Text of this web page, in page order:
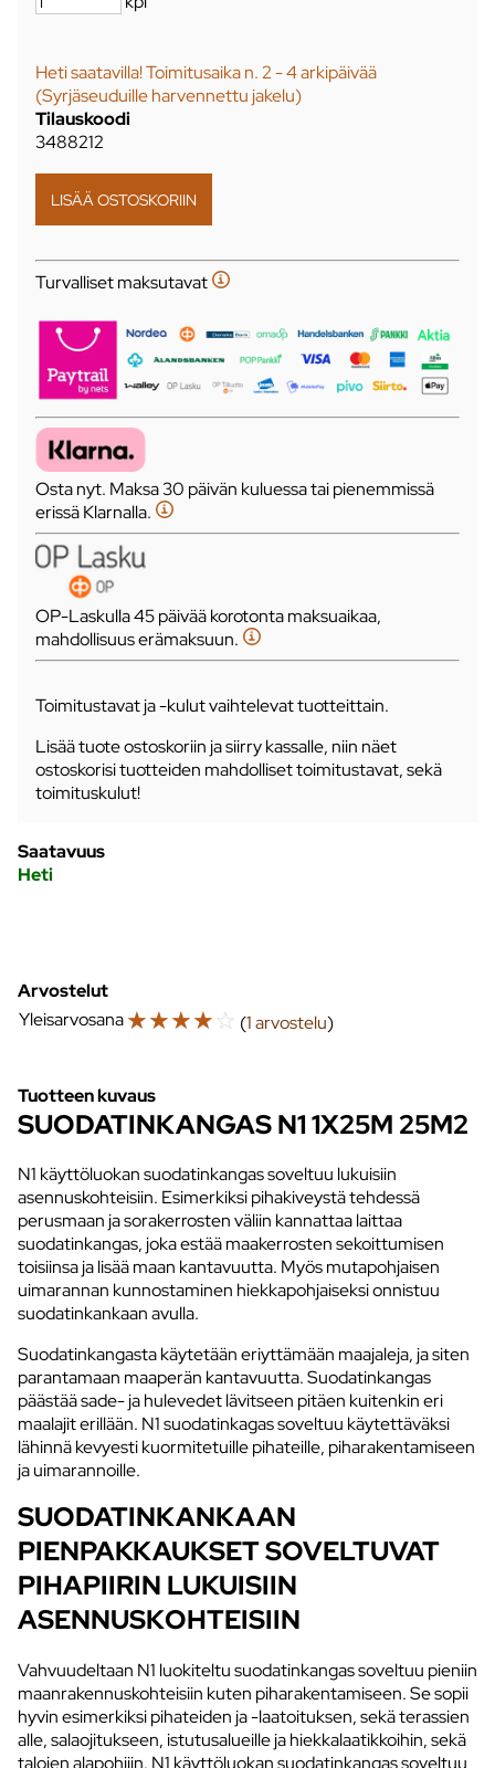
Heti saatavilla! Toimitusaika n. 2 - 4 arkipäivää
(Syrjäseuduille harvennettu jakelu)
Tilauskoodi
3488212
Turvalliset maksutavat
Osta nyt. Maksa 30 päivän kuluessa tai pienemmissä
erissä Klarnalla.
OP-Laskulla 45 päivää korotonta maksuaikaa,
mahdollisuus erämaksuun.
Toimitustavat ja -kulut vaihtelevat tuotteittain.
Lisää tuote ostoskoriin ja siirry kassalle, niin näet
ostoskorisi tuotteiden mahdolliset toimitustavat, sekä
toimituskulut!
Saatavuus
Heti
Arvostelut
Yleisarvosana☆☆☆☆☆ (1 arvostelu)
Tuotteen kuvaus
SUODATINKANGAS N1 1X25M 25M2
N1 käyttöluokan suodatinkangas soveltuu lukuisiin
asennuskohteisiin. Esimerkiksi pihakiveystä tehdessä
perusmaan ja sorakerrosten väliin kannattaa laittaa
suodatinkangas, joka estää maakerrosten sekoittumisen
toisiinsa ja lisää maan kantavuutta. Myös mutapohjaisen
uimarannan kunnostaminen hiekkapohjaiseksi onnistuu
suodatinkankaan avulla.
Suodatinkangasta käytetään eriyttämään maajaleja, ja siten
parantamaan maaperän kantavuutta. Suodatinkangas
päästää sade- ja hulevedet lävitseen pitäen kuitenkin eri
maalajit erillään. N1 suodatinkagas soveltuu käytettäväksi
lähinnä kevyesti kuormitetuille pihateille, piharakentamiseen
ja uimarannoille.
SUODATINKANKAAN
PIENPAKKAUKSET SOVELTUVAT
PIHAPIIRIN LUKUISIIN
ASENNUSKOHTEISIIN
Vahvuudeltaan N1 luokiteltu suodatinkangas ​soveltuu pieniin
maanrakennuskohteisiin kuten piharakentamiseen. Se sopii
hyvin esimerkiksi pihateiden ja -laatoituksen, sekä terassien
alle, salaojitukseen, istutusalueille ja hiekkalaatikkoihin, sekä